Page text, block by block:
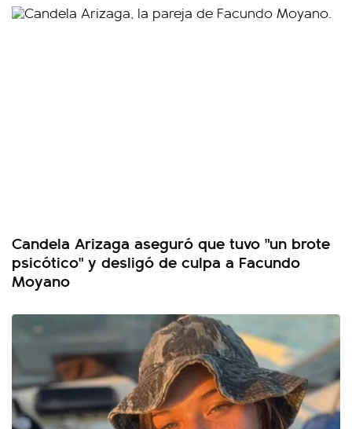
Candela Arizaga aseguró que tuvo "un brote
psicótico" y desligó de culpa a Facundo
Moyano